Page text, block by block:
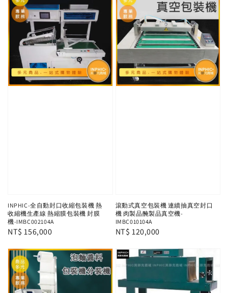
INPHIC-全自動封口收縮包裝機 熱
收縮機生產線 熱縮膜包裝機 封膜
機-IMBC002104A
Regular
NT$ 156,000
滾動式真空包裝機 連續抽真空封口
機 肉製品醃製品真空機-
IMBC010104A
Regular
NT$ 120,000